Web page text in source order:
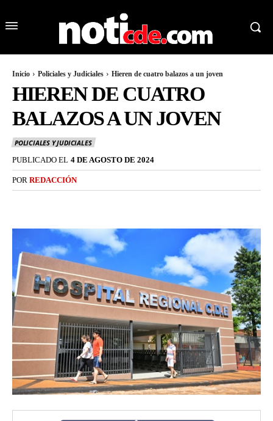
Inicio Policiales y Judiciales Hieren de cuatro balazos a un joven
HIEREN DE CUATRO
BALAZOS A UN JOVEN
POLICIALES Y JUDICIALES
PUBLICADO EL 4 DE AGOSTO DE 2024
POR REDACCIÓN